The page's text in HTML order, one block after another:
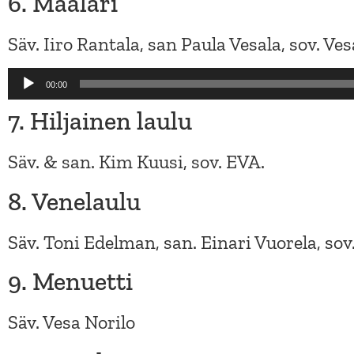
Säv. Iiro Rantala, san Paula Vesala, sov.
Audio
Player
00:00
7. Hiljainen laulu
Säv. & san. Kim Kuusi, sov. EVA.
8. Venelaulu
Säv. Toni Edelman, san. Einari Vuorela,
9. Menuetti
Säv. Vesa Norilo